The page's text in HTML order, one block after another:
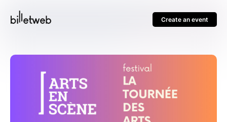
Create an event